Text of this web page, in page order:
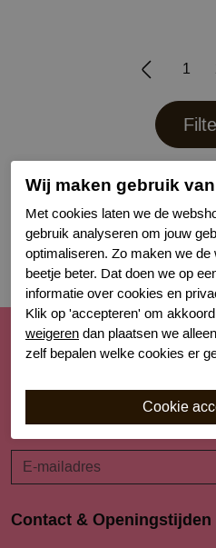
1
Schrijf je nu in
de nieuwe collecties,
Contact & Openingstijden
Wij maken gebruik
Met cookies laten we de
gebruik analyseren om jouw
optimaliseren. Zo maken we
beetje beter. Dat doen we op
informatie over cookies en
Klik op 'accepteren' om
weigeren dan plaatsen we
zelf bepalen welke cookies er